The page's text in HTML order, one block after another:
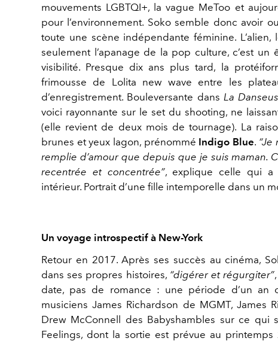
mouvements LGBTQI+, la vague MeToo et
pour l’environnement. Soko semble donc avoir
toute une scène indépendante féminine. L’alien,
seulement l’apanage de la pop culture, c’est
visibilité. Presque dix ans plus tard, la
frimousse de Lolita new wave entre les
d’enregistrement. Bouleversante dans La
voici rayonnante sur le set du shooting, ne
(elle revient de deux mois de tournage). La
brunes et yeux lagon, prénommé Indigo Blue. “Je
remplie d’amour que depuis que je suis maman.
recentrée et concentrée”, explique celle qui a
intérieur. Portrait d’une fille intemporelle dans un
Un voyage introspectif à New-York
Retour en 2017. Après ses succès au cinéma,
dans ses propres histoires, “digérer et régurgiter”
date, pas de romance : une période d’un an
musiciens James Richardson de MGMT, James
Drew McConnell des Babyshambles sur ce qui
Feelings, dont la sortie est prévue au printemps